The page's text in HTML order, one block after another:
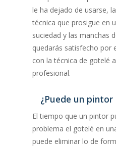
le ha dejado de usarse,
técnica que prosigue en
suciedad y las manchas
quedarás satisfecho por
con la técnica de gotelé
profesional.
¿Puede un
El tiempo que un pintor
problema el gotelé en
puede eliminar lo de